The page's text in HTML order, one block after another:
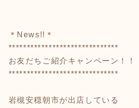
＊News!!＊
******************************
お友だちご紹介キャンペーン！！
******************************
岩槻安穏朝市が出店している